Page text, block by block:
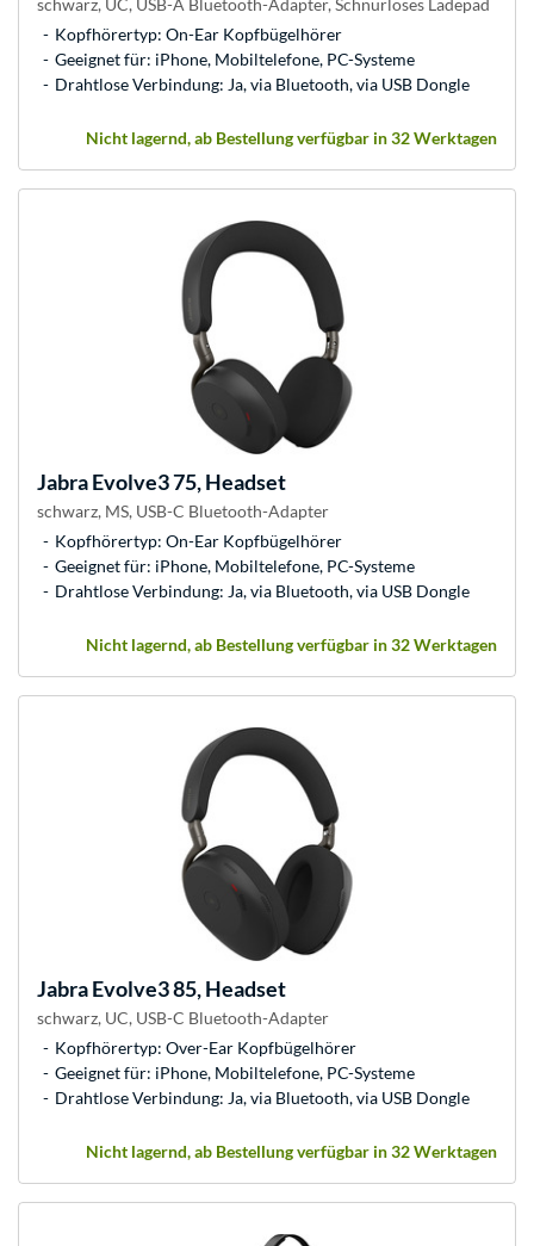
schwarz, UC, USB-A Bluetooth-Adapter, Schnurloses Ladepad
Kopfhörertyp: On-Ear Kopfbügelhörer
Geeignet für: iPhone, Mobiltelefone, PC-Systeme
Drahtlose Verbindung: Ja, via Bluetooth, via USB Dongle
Nicht lagernd, ab Bestellung verfügbar in 32 Werktagen
JabraEvolve3 75, Headset
schwarz, MS, USB-C Bluetooth-Adapter
Kopfhörertyp: On-Ear Kopfbügelhörer
Geeignet für: iPhone, Mobiltelefone, PC-Systeme
Drahtlose Verbindung: Ja, via Bluetooth, via USB Dongle
Nicht lagernd, ab Bestellung verfügbar in 32 Werktagen
JabraEvolve3 85, Headset
schwarz, UC, USB-C Bluetooth-Adapter
Kopfhörertyp: Over-Ear Kopfbügelhörer
Geeignet für: iPhone, Mobiltelefone, PC-Systeme
Drahtlose Verbindung: Ja, via Bluetooth, via USB Dongle
Nicht lagernd, ab Bestellung verfügbar in 32 Werktagen